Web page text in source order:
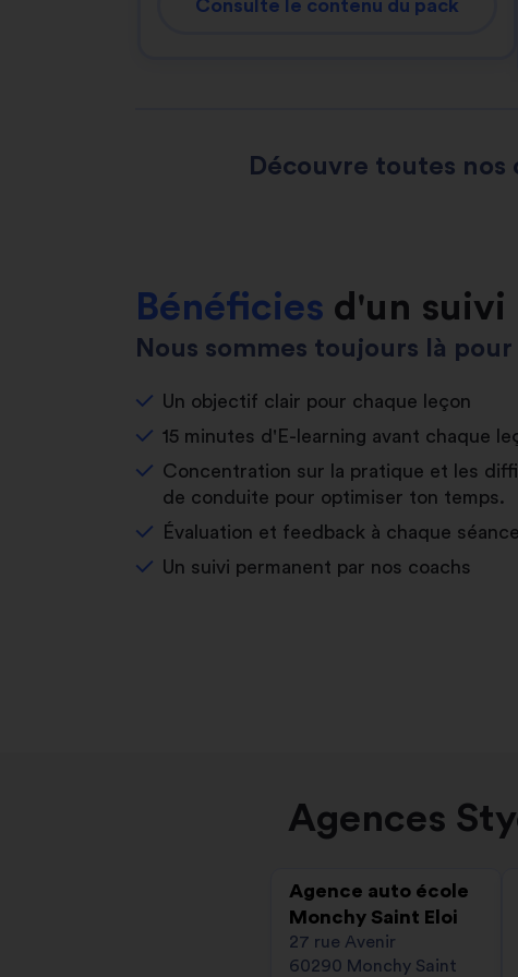
Consulte le contenu du pack
Découvre toutes nos
Bénéficies d'un suivi
Nous sommes toujours là
Un objectif clair pour chaque leçon
15 minutes d'E-learning avant chaque
Concentration sur la pratique et les
de conduite pour optimiser ton temps.
Évaluation et feedback à chaque séance
Un suivi permanent par nos coachs
Agences
Agence auto école
Monchy Saint Eloi
27 rue Avenir
60290 Monchy Saint